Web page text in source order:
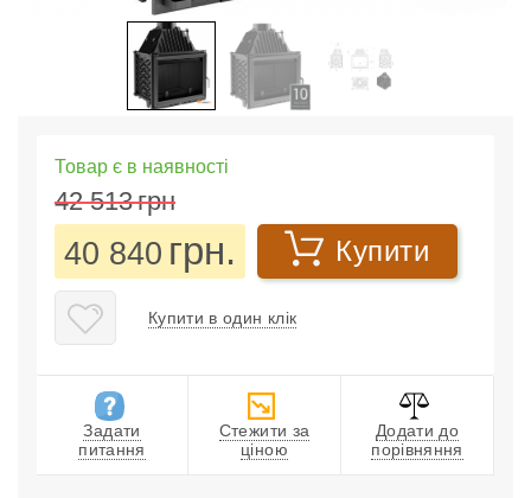
Товар є в наявності
42 513грн
40 840 грн. Купити
Купити в один клік
Задати
питання
Стежити за
ціною
Додати до
порівняння